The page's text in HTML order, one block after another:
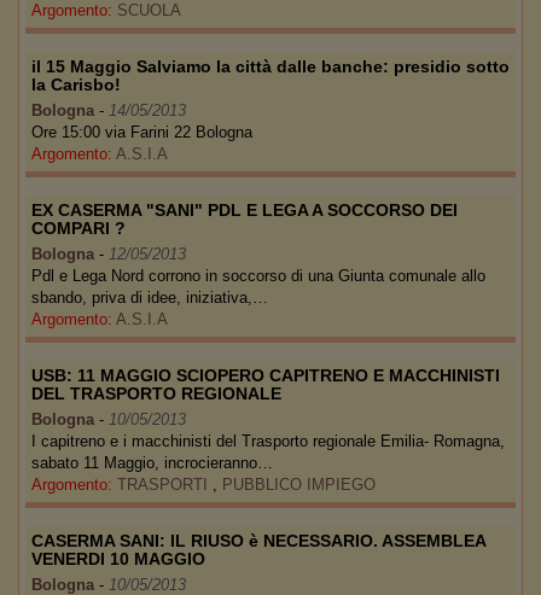
Argomento: SCUOLA
il 15 Maggio Salviamo la città dalle banche: presidio sotto
la Carisbo!
Bologna - 14/05/2013
Ore 15:00 via Farini 22 Bologna
Argomento: A.S.I.A
EX CASERMA "SANI" PDL E LEGA A SOCCORSO DEI
COMPARI ?
Bologna - 12/05/2013
Pdl e Lega Nord corrono in soccorso di una Giunta comunale allo
sbando, priva di idee, iniziativa,…
Argomento: A.S.I.A
USB: 11 MAGGIO SCIOPERO CAPITRENO E MACCHINISTI
DEL TRASPORTO REGIONALE
Bologna - 10/05/2013
I capitreno e i macchinisti del Trasporto regionale Emilia- Romagna,
sabato 11 Maggio, incrocieranno…
Argomento: TRASPORTI , PUBBLICO IMPIEGO
CASERMA SANI: IL RIUSO è NECESSARIO. ASSEMBLEA
VENERDI 10 MAGGIO
Bologna - 10/05/2013